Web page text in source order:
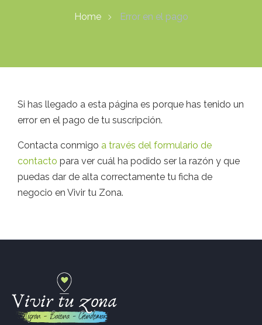
Home Error en el pago
Si has llegado a esta página es porque has tenido un
error en el pago de tu suscripción.
Contacta conmigo a través del formulario de
contacto para ver cuál ha podido ser la razón y que
puedas dar de alta correctamente tu ficha de
negocio en Vivir tu Zona.